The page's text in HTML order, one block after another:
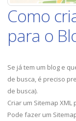
Como
para o
Se já tem um blog e
de busca, é preciso
de busca).
Criar um Sitemap
Pode fazer um